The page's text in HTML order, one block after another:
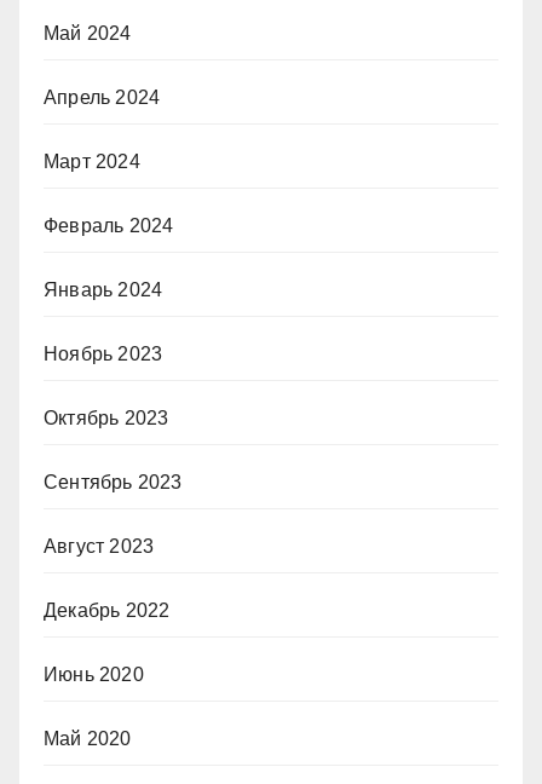
Май 2024
Апрель 2024
Март 2024
Февраль 2024
Январь 2024
Ноябрь 2023
Октябрь 2023
Сентябрь 2023
Август 2023
Декабрь 2022
Июнь 2020
Май 2020